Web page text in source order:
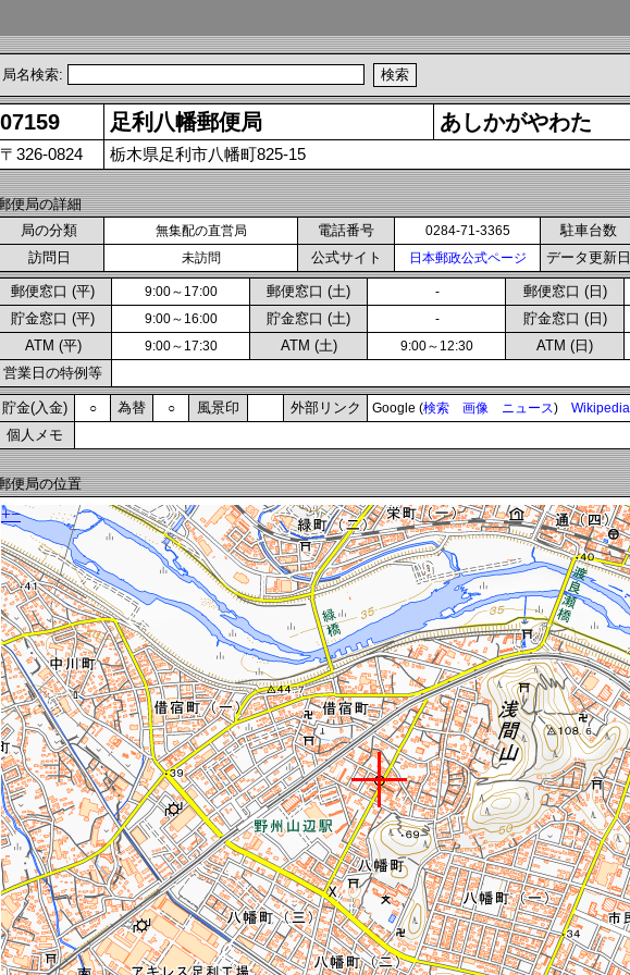
局名検索:
07159 足利八幡郵便局 あしかがやわた
〒326-0824 栃木県足利市八幡町825-15
便局の詳細
局の分類
無集配の直営局 電話番号 0284-71-3365 駐車台数
訪問日 未訪問 公式サイト 日本郵政公式ページ データ更新日
郵便窓口 (平) 9:00～17:00 郵便窓口 (土) - 郵便窓口 (日)
貯金窓口 (平) 9:00～16:00 貯金窓口 (土) - 貯金窓口 (日)
ATM (平) 9:00～17:30 ATM (土) 9:00～12:30 ATM (日)
営業日の特例等
貯金(入金) ○ 為替 ○ 風景印 外部リンク Google (検索 画像 ニュース) Wikipedia
個人メモ
便局の位置